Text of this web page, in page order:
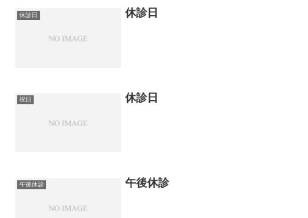
休診日 休診日
祝日 休診日
午後休診 午後休診